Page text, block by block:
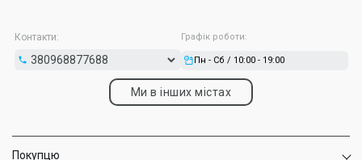
Контакти: Графік роботи:
Пн - Сб / 10:00 - 19:00
Ми в інших містах
Покупцю